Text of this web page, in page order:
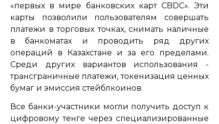
«первых в мире банковских карт CBDC». Эти
карты позволили пользователям совершать
платежи в торговых точках, снимать наличные
в банкоматах и проводить ряд других
операций в Казахстане и за его пределами.
Среди других вариантов использования -
трансграничные платежи, токенизация ценных
бумаг и эмиссия стейблкоинов.
Все банки-участники могли получить доступ к
цифровому тенге через специализированные